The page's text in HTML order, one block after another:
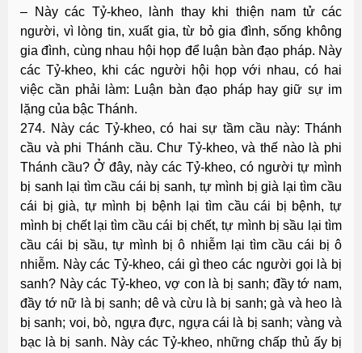
– Này các Tỷ-kheo, lành thay khi thiện nam tử các
người, vì lòng tin, xuất gia, từ bỏ gia đình, sống không
gia đình, cùng nhau hội họp để luận bàn đạo pháp. Này
các Tỷ-kheo, khi các người hội họp với nhau, có hai
việc cần phải làm: Luận bàn đạo pháp hay giữ sự im
lặng của bậc Thánh.
274. Này các Tỷ-kheo, có hai sự tầm cầu này: Thánh
cầu và phi Thánh cầu. Chư Tỷ-kheo, và thế nào là phi
Thánh cầu? Ở đây, này các Tỷ-kheo, có người tự mình
bị sanh lại tìm cầu cái bị sanh, tự mình bị già lại tìm cầu
cái bị già, tự mình bị bệnh lại tìm cầu cái bị bệnh, tự
mình bị chết lại tìm cầu cái bị chết, tự mình bị sầu lại tìm
cầu cái bị sầu, tự mình bị ô nhiễm lại tìm cầu cái bị ô
nhiễm. Này các Tỷ-kheo, cái gì theo các người gọi là bị
sanh? Này các Tỷ-kheo, vợ con là bị sanh; đầy tớ nam,
đầy tớ nữ là bị sanh; dê và cừu là bị sanh; gà và heo là
bị sanh; voi, bò, ngựa đực, ngựa cái là bị sanh; vàng và
bạc là bị sanh. Này các Tỷ-kheo, những chấp thủ ấy bị